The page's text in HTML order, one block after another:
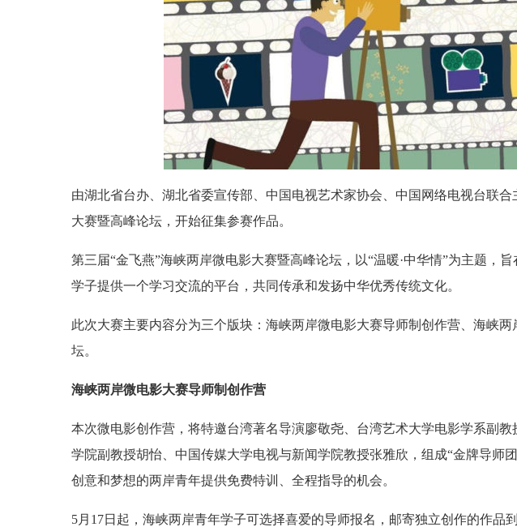
由湖北省台办、湖北省委宣传部、中国电视艺术家协会、中国网络电视台联
大赛暨高峰论坛，开始征集参赛作品。
第三届“金飞燕”海峡两岸微电影大赛暨高峰论坛，以“温暖·中华情”为主题，
学子提供一个学习交流的平台，共同传承和发扬中华优秀传统文化。
此次大赛主要内容分为三个版块：海峡两岸微电影大赛导师制创作营、海峡
坛。
海峡两岸微电影大赛导师制创作营
本次微电影创作营，将特邀台湾著名导演廖敬尧、台湾艺术大学电影学系副
学院副教授胡怡、中国传媒大学电视与新闻学院教授张雅欣，组成“金牌导师
创意和梦想的两岸青年提供免费特训、全程指导的机会。
5月17日起，海峡两岸青年学子可选择喜爱的导师报名，邮寄独立创作的作品